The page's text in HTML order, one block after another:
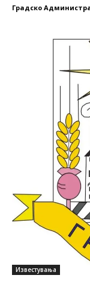
Градско
Известувања